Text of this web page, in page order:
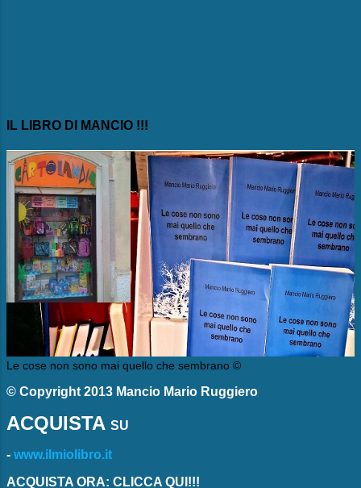
IL LIBRO DI MANCIO !!!
Le cose non sono mai quello che sembrano ©
© Copyright 2013 Mancio Mario Ruggiero
ACQUISTA SU
- www.ilmiolibro.it
ACQUISTA ORA: CLICCA QUI!!!